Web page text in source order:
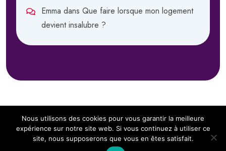
Emma dans Que faire lorsque mon logement
devient insalubre ?
Sous Notre Toit.
Nous utilisons des cookies pour vous garantir la meilleure
expérience sur notre site web. Si vous continuez à utiliser ce
site, nous supposerons que vous en êtes satisfait.